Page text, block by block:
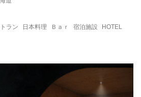
ラン 日本料理 Ｂａｒ 宿泊施設 HOTEL